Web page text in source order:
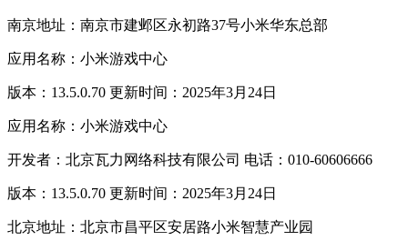
南京地址：南京市建邺区永初路37号小米华东总部
应用名称：小米游戏中心
版本：13.5.0.70 更新时间：2025年3月24日
应用名称：小米游戏中心
开发者：北京瓦力网络科技有限公司 电话：010-60606666
版本：13.5.0.70 更新时间：2025年3月24日
北京地址：北京市昌平区安居路小米智慧产业园